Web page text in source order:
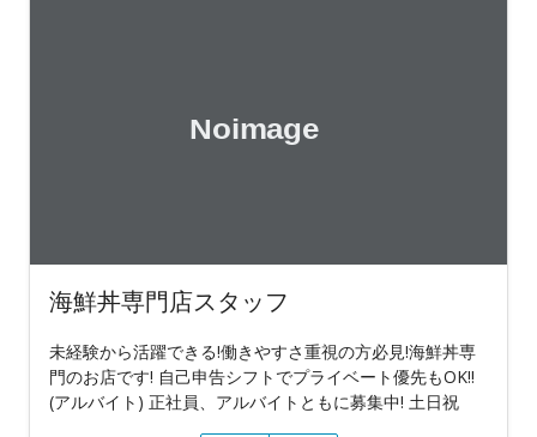
海鮮丼専門店スタッフ
未経験から活躍できる!働きやすさ重視の方必見!海鮮丼専
門のお店です! 自己申告シフトでプライベート優先もOK!!
(アルバイト) 正社員、アルバイトともに募集中! 土日祝